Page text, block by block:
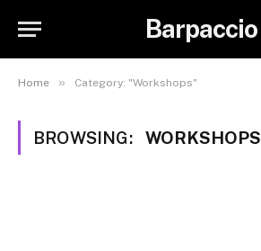
Barpaccio
Home » Category: "Workshops"
BROWSING: WORKSHOPS